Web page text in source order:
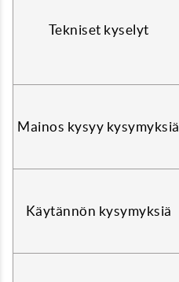
Tekniset kyselyt
Mainos kysyy kysymyksiä
Käytännön kysymyksiä